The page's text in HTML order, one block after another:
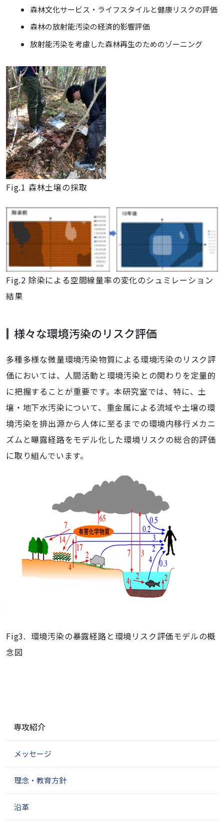
森林文化サービス・ライフスタイルと健康リスクの評価
森林の放射能汚染の経済的影響評価
放射能汚染を考慮した森林再生のためのゾーニング
Fig.1 森林土壌の採取
Fig.2 除染による空間線量率の変化のシュミレーション
結果
様々な環境汚染のリスク評価
多種多様な微量環境汚染物質による環境汚染のリスク評
価においては、人間活動と環境汚染との関わりを定量的
に把握することが重要です。本研究室では、特に、土
壌・地下水汚染について、重金属による流域や土壌の環
境汚染を排出源から人体に至るまでの環境内移行メカニ
ズムと曝露経路をモデル化した環境リスクの総合的評価
に取り組んでいます。
Fig3. 環境汚染の暴露経路と環境リスク評価モデルの概
念図
ゲ
シ
ン
専攻紹介
メッセージ
理念・教育方針
沿革